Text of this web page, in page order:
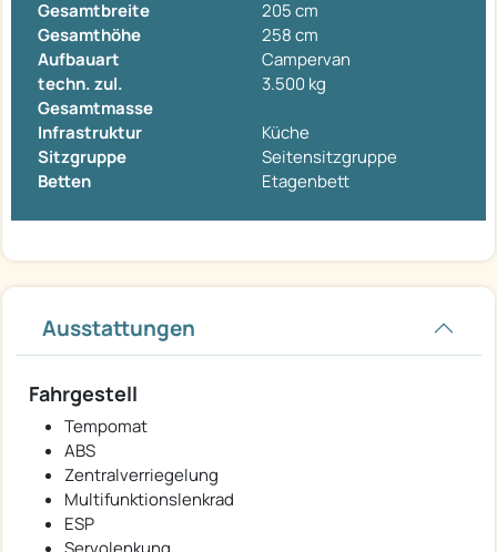
Gesamtbreite
205 cm
Gesamthöhe
258 cm
Aufbauart
Campervan
techn. zul.
Gesamtmasse
3.500 kg
Infrastruktur
Küche
Sitzgruppe
Seitensitzgruppe
Betten
Etagenbett
Ausstattungen
Fahrgestell
Tempomat
ABS
Zentralverriegelung
Multifunktionslenkrad
ESP